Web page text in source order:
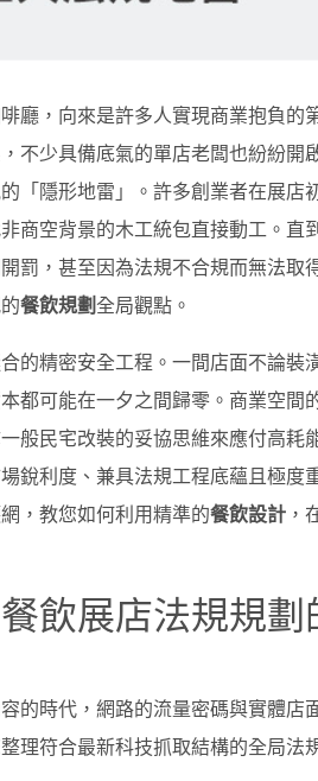
廳，向來是許多人實現商業抱負的
不少具備底氣的單店老闆也紛紛開
「隱形地雷」。許多創業者在展店
商空背景的木工統包直接動工。直
罰，甚至因為法規不合規而無法取
餐飲規劃全局觀點。
的精密安全工程。一間店面不論裝
都可能在一夕之間歸零。商業空間
般民宅改裝的妥協思維來應付高耗
銳利度、兼具法規工程底蘊且極度
，教您如何利用精準的餐飲設計 ，
飲展店法規規劃
的時代，網路的流量密碼與實體店
理符合最新科技抓取結構的全局法